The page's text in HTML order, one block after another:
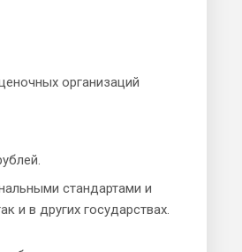
организаций
стандартами и
и в других государствах.